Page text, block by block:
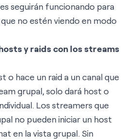
seguirán funcionando para
no estén viendo en modo
y raids con los streams
o hace un raid a un canal que
grupal, solo dará host o
Los streamers que
no pueden iniciar un host
en la vista grupal. Sin